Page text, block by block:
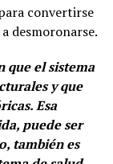
convertirse
desmoronarse.
que el sistema
y que
Esa
puede ser
también es